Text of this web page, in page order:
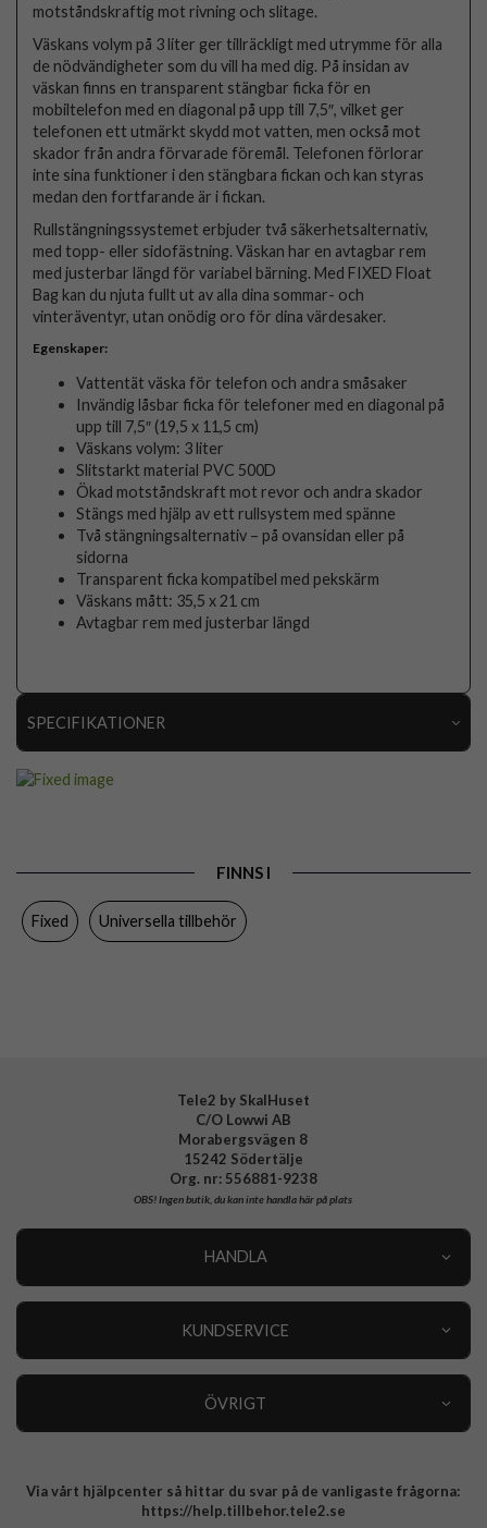
motståndskraftig mot rivning och slitage.
Väskans volym på 3 liter ger tillräckligt med utrymme för alla
de nödvändigheter som du vill ha med dig. På insidan av
väskan finns en transparent stängbar ficka för en
mobiltelefon med en diagonal på upp till 7,5″, vilket ger
telefonen ett utmärkt skydd mot vatten, men också mot
skador från andra förvarade föremål. Telefonen förlorar
inte sina funktioner i den stängbara fickan och kan styras
medan den fortfarande är i fickan.
Rullstängningssystemet erbjuder två säkerhetsalternativ,
med topp- eller sidofästning. Väskan har en avtagbar rem
med justerbar längd för variabel bärning. Med FIXED Float
Bag kan du njuta fullt ut av alla dina sommar- och
vinteräventyr, utan onödig oro för dina värdesaker.
Egenskaper:
Vattentät väska för telefon och andra småsaker
Invändig låsbar ficka för telefoner med en diagonal på
upp till 7,5″ (19,5 x 11,5 cm)
Väskans volym: 3 liter
Slitstarkt material PVC 500D
Ökad motståndskraft mot revor och andra skador
Stängs med hjälp av ett rullsystem med spänne
Två stängningsalternativ – på ovansidan eller på
sidorna
Transparent ficka kompatibel med pekskärm
Väskans mått: 35,5 x 21 cm
Avtagbar rem med justerbar längd
SPECIFIKATIONER
Varumärke
FINNS I
Fixed Universella tillbehör
Tele2 by SkalHuset
C/O Lowwi AB
Morabergsvägen 8
15242 Södertälje
Org. nr: 556881-9238
OBS!Ingen butik, du kan inte handla här på plats
HANDLA
KUNDSERVICE
ÖVRIGT
Integritetspolicy
Via vårt hjälpcenter så hittar du svar på de vanligaste frågorna:
https://help.tillbehor.tele2.se